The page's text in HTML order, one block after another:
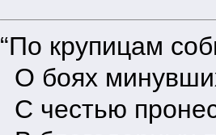
“По крупицам
О боях
С честью